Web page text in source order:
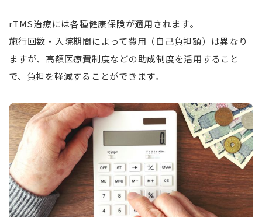
rTMS治療には各種健康保険が適用されます。
施行回数・入院期間によって費用（自己負担額）は異なり
ますが、高額医療費制度などの助成制度を活用すること
で、負担を軽減することができます。